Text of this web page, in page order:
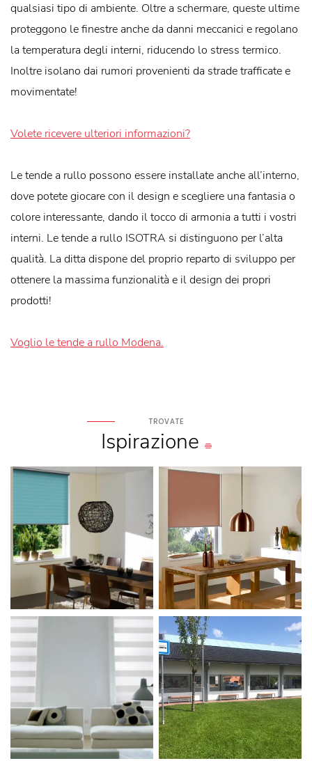
qualsiasi tipo di ambiente. Oltre a schermare, queste ultime
proteggono le finestre anche da danni meccanici e regolano
la temperatura degli interni, riducendo lo stress termico.
Inoltre isolano dai rumori provenienti da strade trafficate e
movimentate!
Volete ricevere ulteriori informazioni?
Le tende a rullo possono essere installate anche all’interno,
dove potete giocare con il design e scegliere una fantasia o
colore interessante, dando il tocco di armonia a tutti i vostri
interni. Le tende a rullo ISOTRA si distinguono per l’alta
qualità. La ditta dispone del proprio reparto di sviluppo per
ottenere la massima funzionalità e il design dei propri
prodotti!
Voglio le tende a rullo Modena.
TROVATE
Ispirazione